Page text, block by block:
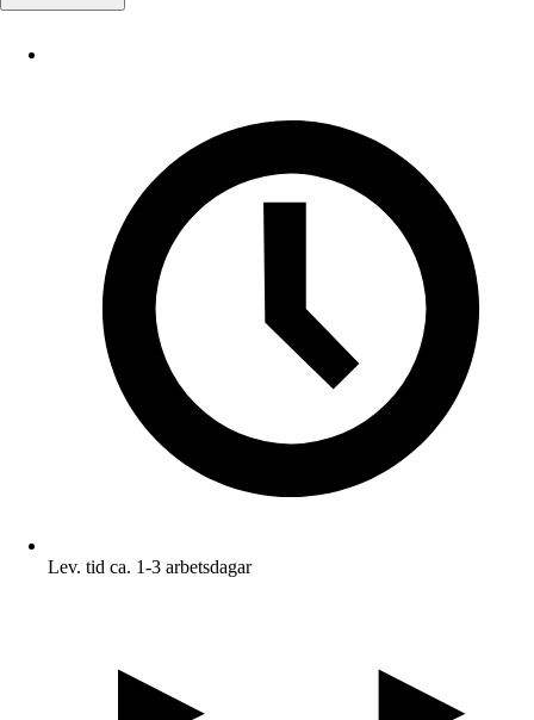
Lev. tid ca. 1-3 arbetsdagar